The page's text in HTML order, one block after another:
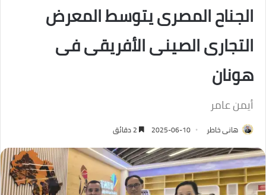
الجناح المصرى يتوسط المعرض
التجارى الصينى الأفريقى فى
هونان
أيمن عامر
هانى خاطر 2025-06-10